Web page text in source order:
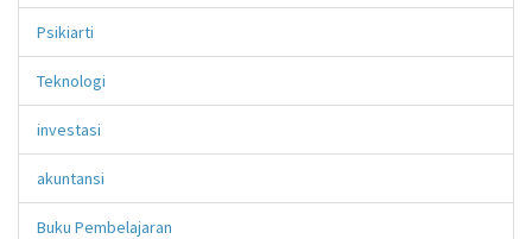
Psikiarti
Teknologi
investasi
akuntansi
Buku Pembelajaran